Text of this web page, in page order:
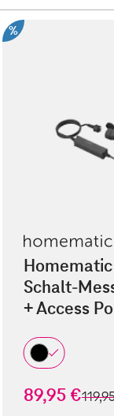
%
Schalt-
+ Access
89,95 €statt